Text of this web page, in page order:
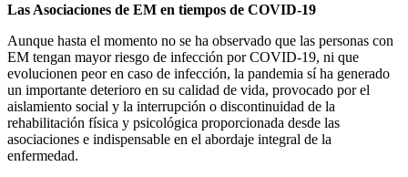
Las Asociaciones de EM en tiempos de COVID-19
Aunque hasta el momento no se ha observado que las personas con
EM tengan mayor riesgo de infección por COVID-19, ni que
evolucionen peor en caso de infección, la pandemia sí ha generado
un importante deterioro en su calidad de vida, provocado por el
aislamiento social y la interrupción o discontinuidad de la
rehabilitación física y psicológica proporcionada desde las
asociaciones e indispensable en el abordaje integral de la
enfermedad.